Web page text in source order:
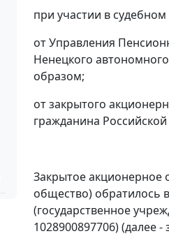
при участии в
от Управления
Ненецкого
образом;
от закрытого
гражданина
Закрытое акционерное
общество) обратилось
(государственное
1028900897706) (далее